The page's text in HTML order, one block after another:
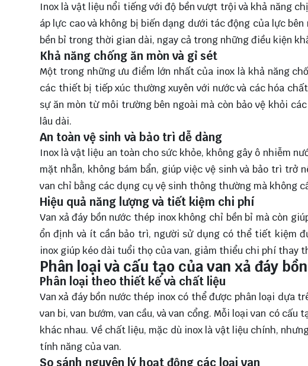
Inox là vật liệu nổi tiếng với độ bền vượt trội và khả năng
áp lực cao và không bị biến dạng dưới tác động của lực
bền bỉ trong thời gian dài, ngay cả trong những điều kiện
Khả năng chống ăn mòn và gỉ sét
Một trong những ưu điểm lớn nhất của inox là khả năng
các thiết bị tiếp xúc thường xuyên với nước và các hóa
sự ăn mòn từ môi trường bên ngoài mà còn bảo vệ khỏi
lâu dài.
An toàn vệ sinh và bảo trì dễ dàng
Inox là vật liệu an toàn cho sức khỏe, không gây ô nhiễm
mặt nhẵn, không bám bẩn, giúp việc vệ sinh và bảo trì trở
van chỉ bằng các dụng cụ vệ sinh thông thường mà không
Hiệu quả năng lượng và tiết kiệm chi phí
Van xả đáy bồn nước thép inox không chỉ bền bỉ mà còn
ổn định và ít cần bảo trì, người sử dụng có thể tiết kiệm
inox giúp kéo dài tuổi thọ của van, giảm thiểu chi phí thay
Phân loại và cấu tạo của van xả đáy
Phân loại theo thiết kế và chất liệu
Van xả đáy bồn nước thép inox có thể được phân loại dựa
van bi, van bướm, van cầu, và van cổng. Mỗi loại van có
khác nhau. Về chất liệu, mặc dù inox là vật liệu chính,
tính năng của van.
So sánh nguyên lý hoạt động các loại van